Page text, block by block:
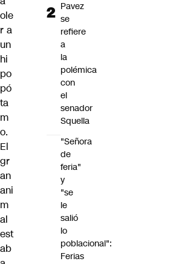
ole
r a
un
hi
po
pó
ta
m
o.
El
gr
an
ani
m
al
est
ab
Pavez
se
refiere
a
la
polémica
con
el
senador
Squella
"Señora
de
feria"
y
"se
le
salió
lo
poblacional":
Ferias